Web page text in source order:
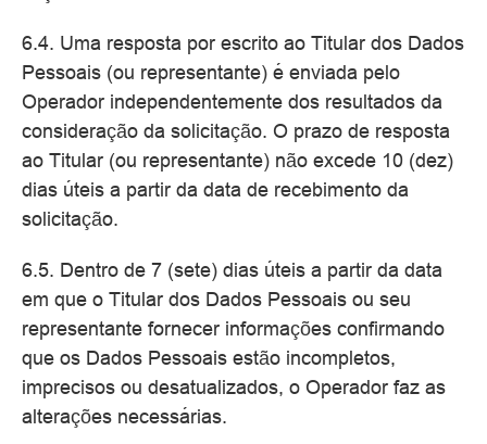
6.4. Uma resposta por escrito ao Titular dos Dados
Pessoais (ou representante) é enviada pelo
Operador independentemente dos resultados da
consideração da solicitação. O prazo de resposta
ao Titular (ou representante) não excede 10 (dez)
dias úteis a partir da data de recebimento da
solicitação.
6.5. Dentro de 7 (sete) dias úteis a partir da data
em que o Titular dos Dados Pessoais ou seu
representante fornecer informações confirmando
que os Dados Pessoais estão incompletos,
imprecisos ou desatualizados, o Operador faz as
alterações necessárias.